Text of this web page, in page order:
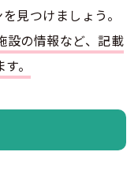
けん引
中型二種
見つけましょう。
。